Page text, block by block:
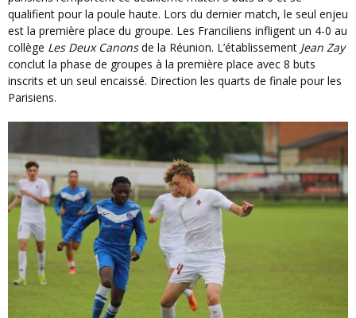
qualifient pour la poule haute. Lors du dernier match, le seul enjeu
est la première place du groupe. Les Franciliens infligent un 4-0 au
collège Les Deux Canonsde la Réunion. L’établissement Jean Zay
conclut la phase de groupes à la première place avec 8 buts
inscrits et un seul encaissé. Direction les quarts de finale pour les
Parisiens.